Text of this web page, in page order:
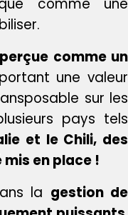
comme une
comme un
une valeur
sur les
pays tels
et le Chili, des
mis en place !
la gestion de